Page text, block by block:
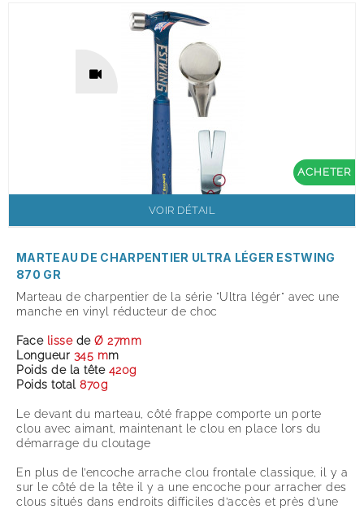
ACHETER
VOIR DÉTAIL
MARTEAU DE CHARPENTIER ULTRA LÉGER ESTWING
870 GR
Marteau de charpentier de la série "Ultra légér" avec une
manche en vinyl réducteur de choc
Facelisse de Ø 27mm
Longueur 345 mm
Poids de la tête 420g
Poids total 870g
Le devant du marteau, côté frappe comporte un porte
clou avec aimant, maintenant le clou en place lors du
démarrage du cloutage
En plus de l’encoche arrache clou frontale classique, il y a
sur le côté de la tête il y a une encoche pour arracher des
clous situés dans endroits difficiles d’accès et près d’une